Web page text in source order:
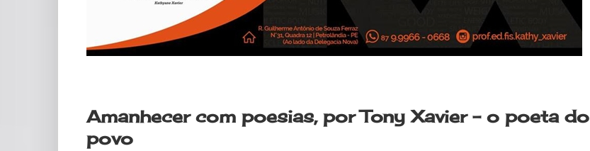
Amanhecer com poesias, por Tony Xavier - o poeta do
povo